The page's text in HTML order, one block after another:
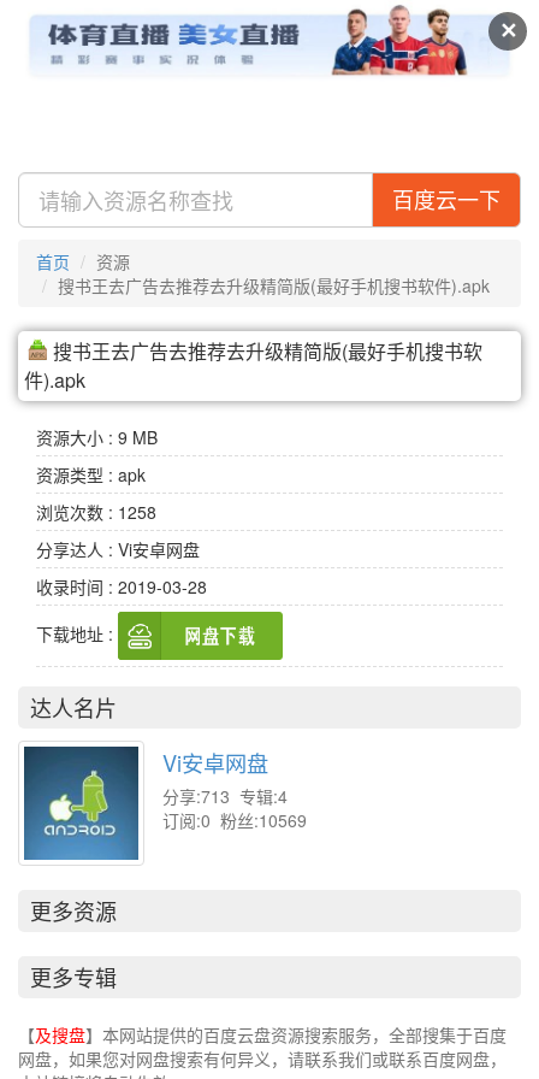
✕
及搜盘 视频 专辑
百度云一下
首页
资源
搜书王去广告去推荐去升级精简版(最好手机搜书软件).apk
搜书王去广告去推荐去升级精简版(最好手机搜书软
件).apk
资源大小 : 9 MB
资源类型 : apk
浏览次数 : 1258
分享达人 : Vi安卓网盘
收录时间 : 2019-03-28
下载地址 :
达人名片
Vi安卓网盘
分享:713 专辑:4
订阅:0 粉丝:10569
更多资源
更多专辑
【及搜盘】本网站提供的百度云盘资源搜索服务，全部搜集于百度
网盘，如果您对网盘搜索有何异义，请联系我们或联系百度网盘，